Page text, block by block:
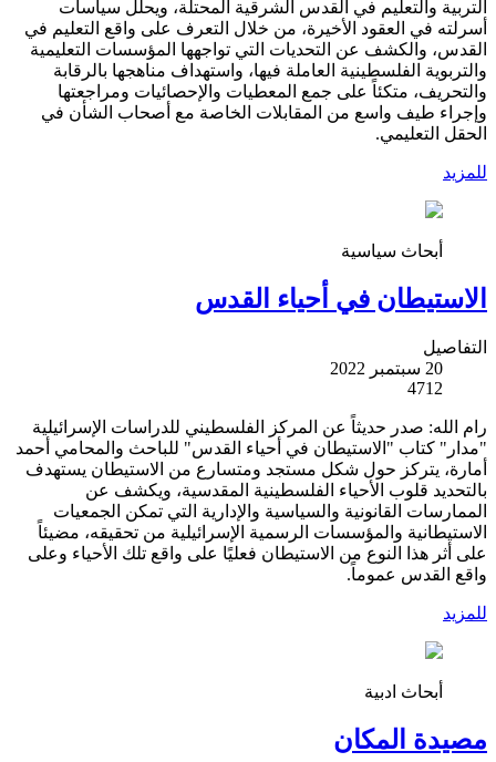
التربية والتعليم في القدس الشرقية المحتلة، ويحلل سياسات
أسرلته في العقود الأخيرة، من خلال التعرف على واقع التعليم في
القدس، والكشف عن التحديات التي تواجهها المؤسسات التعليمية
والتربوية الفلسطينية العاملة فيها، واستهداف مناهجها بالرقابة
والتحريف، متكئاً على جمع المعطيات والإحصائيات ومراجعتها
وإجراء طيف واسع من المقابلات الخاصة مع أصحاب الشأن في
الحقل التعليمي.
للمزيد
أبحاث سياسية
الاستيطان في أحياء القدس
التفاصيل
20 سبتمبر 2022
4712
رام الله: صدر حديثاً عن المركز الفلسطيني للدراسات الإسرائيلية
"مدار" كتاب "الاستيطان في أحياء القدس" للباحث والمحامي أحمد
أمارة، يتركز حول شكل مستجد ومتسارع من الاستيطان يستهدف
بالتحديد قلوب الأحياء الفلسطينية المقدسية، ويكشف عن
الممارسات القانونية والسياسية والإدارية التي تمكن الجمعيات
الاستيطانية والمؤسسات الرسمية الإسرائيلية من تحقيقه، مضيئاً
على أثر هذا النوع من الاستيطان فعليًا على واقع تلك الأحياء وعلى
واقع القدس عموماً.
للمزيد
أبحاث ادبية
مصيدة المكان